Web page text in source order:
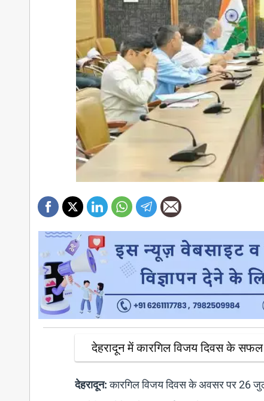
देहरादून में कारगिल विजय दिवस के
देहरादून:कारगिल विजय दिवस के अवसर पर 26